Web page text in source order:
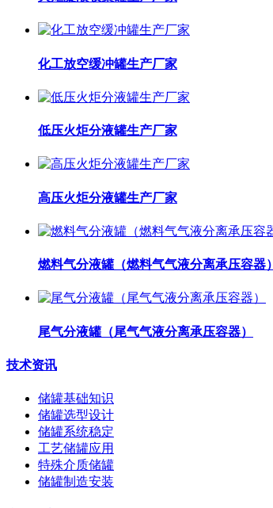
化工放空缓冲罐生产厂家
低压火炬分液罐生产厂家
高压火炬分液罐生产厂家
燃料气分液罐（燃料气气液分离承压容器）
尾气分液罐（尾气气液分离承压容器）
技术资讯
储罐基础知识
储罐选型设计
储罐系统稳定
工艺储罐应用
特殊介质储罐
储罐制造安装